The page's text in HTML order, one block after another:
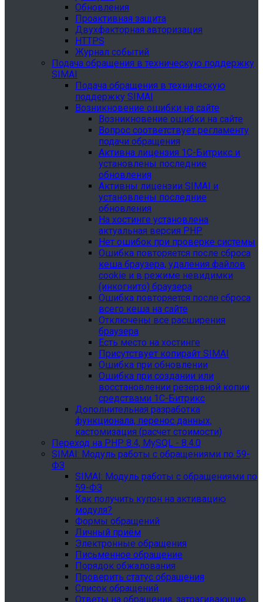
Обновления
Проактивная защита
Двухфакторная авторизация
HTTPS
Журнал событий
Подача обращения в техническую поддержку
SIMAI
Подача обращения в техническую
поддержку SIMAI
Возникновение ошибки на сайте
Возникновение ошибки на сайте
Вопрос соответствует регламенту
подачи обращения
Активна лицензия 1С-Битрикс и
установлены последние
обновления
Активны лицензии SIMAI и
установлены последние
обновления
На хостинге установлена
актуальная версия PHP
Нет ошибок при проверке системы
Ошибка повторяется после сброса
кеша браузера, удаления файлов
cookie и в режиме невидимки
(инкогнито) браузера
Ошибка повторяется после сброса
всего кеша на сайте
Отключены все расширения
браузера
Есть место на хостинге
Присутствует копирайт SIMAI
Ошибка при обновлении
Ошибка при создании или
восстановлении резервной копии
средствами 1С-Битрикс
Дополнительная разработка
функционала, перенос данных,
кастомизация (расчет стоимости)
Переход на PHP 8.4, MySQL - 8.4.0
SIMAI: Модуль работы с обращениями по 59-
ФЗ
SIMAI: Модуль работы с обращениями по
59-ФЗ
Как получить купон на активацию
модуля?
Формы обращений
Личный приём
Электронные обращения
Письменное обращение
Порядок обжалования
Проверить статус обращения
Список обращений
Ответы на обращения, затрагивающие